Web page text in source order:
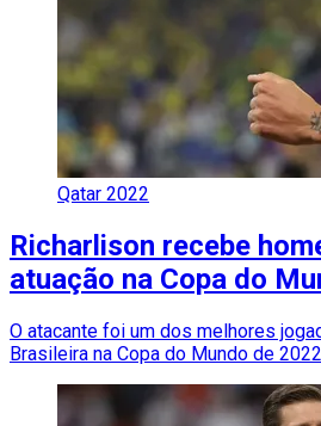
Qatar 2022
Richarlison recebe
atuação na Copa do
O atacante foi um dos melhores
Brasileira na Copa do Mundo de 2022